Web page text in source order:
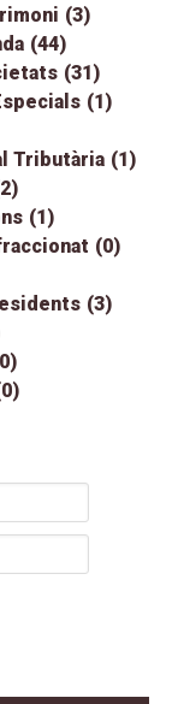
(3)
(44)
(31)
(1)
Tributària (1)
(1)
(0)
(3)